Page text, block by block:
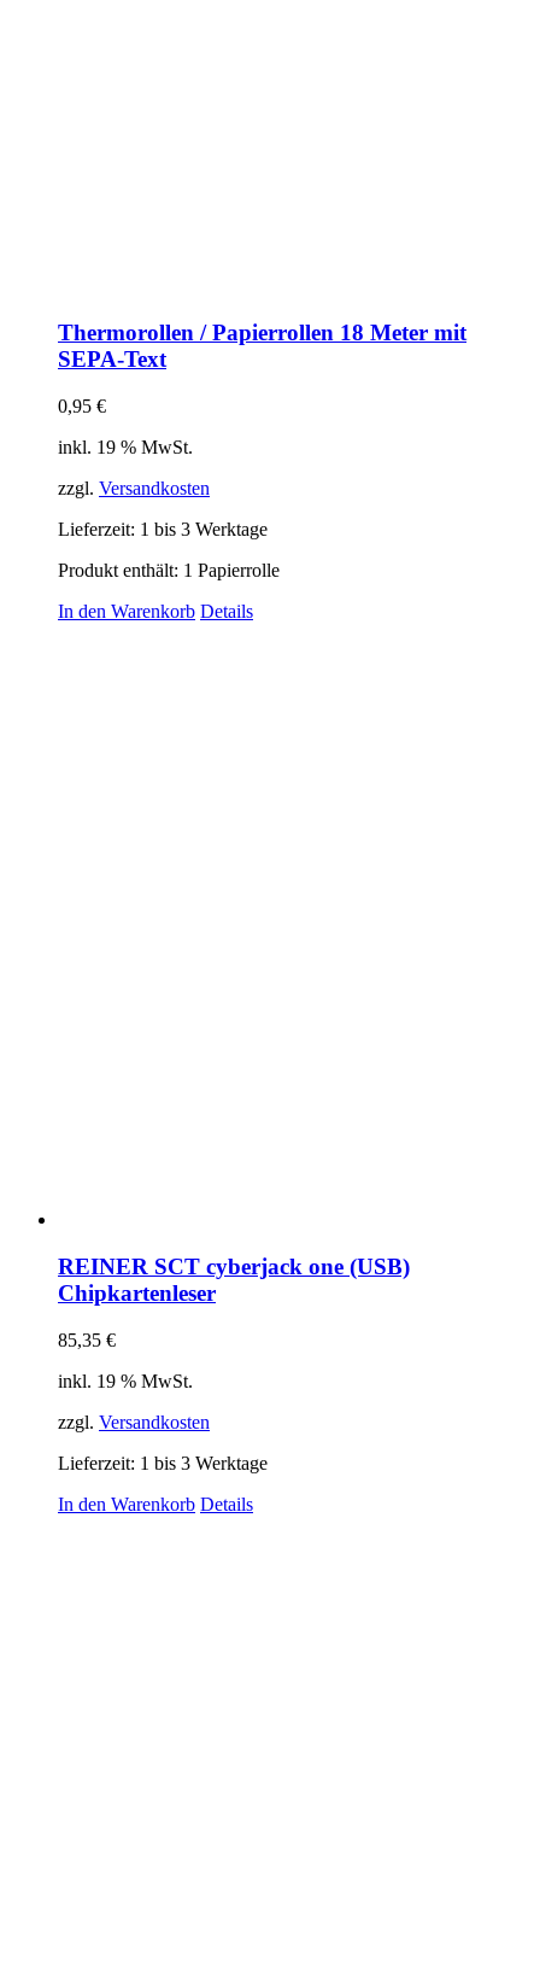
Thermorollen / Papierrollen 18 Meter mit
SEPA-Text
0,95 €
inkl. 19 % MwSt.
zzgl. Versandkosten
Lieferzeit: 1 bis 3 Werktage
Produkt enthält: 1 Papierrolle
In den Warenkorb Details
REINER SCT cyberjack one (USB)
Chipkartenleser
85,35 €
inkl. 19 % MwSt.
zzgl. Versandkosten
Lieferzeit: 1 bis 3 Werktage
In den Warenkorb Details